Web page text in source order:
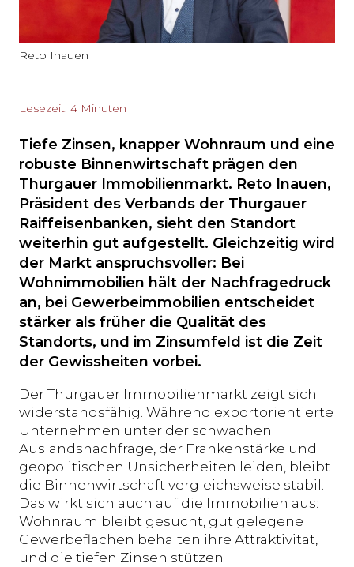
Reto Inauen
Lesezeit: 4 Minuten
Tiefe Zinsen, knapper Wohnraum und eine
robuste Binnenwirtschaft prägen den
Thurgauer Immobilienmarkt. Reto Inauen,
Präsident des Verbands der Thurgauer
Raiffeisenbanken, sieht den Standort
weiterhin gut aufgestellt. Gleichzeitig wird
der Markt anspruchsvoller: Bei
Wohnimmobilien hält der Nachfragedruck
an, bei Gewerbeimmobilien entscheidet
stärker als früher die Qualität des
Standorts, und im Zinsumfeld ist die Zeit
der Gewissheiten vorbei.
Der Thurgauer Immobilienmarkt zeigt sich
widerstandsfähig. Während exportorientierte
Unternehmen unter der schwachen
Auslandsnachfrage, der Frankenstärke und
geopolitischen Unsicherheiten leiden, bleibt
die Binnenwirtschaft vergleichsweise stabil.
Das wirkt sich auch auf die Immobilien aus:
Wohnraum bleibt gesucht, gut gelegene
Gewerbeflächen behalten ihre Attraktivität,
und die tiefen Zinsen stützen